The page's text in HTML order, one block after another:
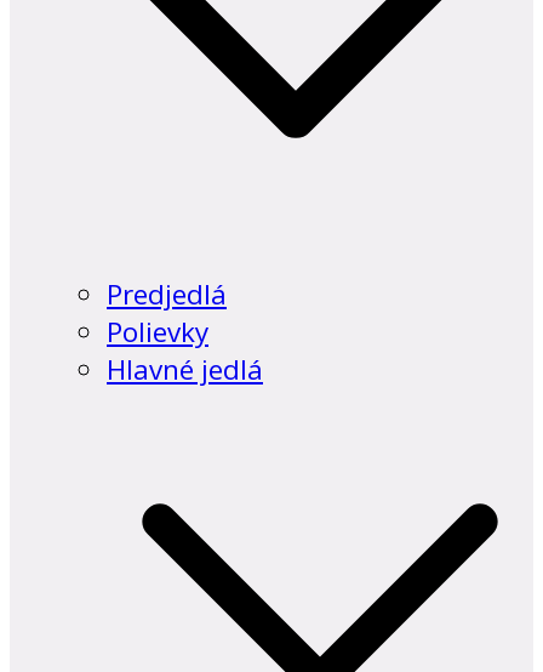
Predjedlá
Polievky
Hlavné jedlá